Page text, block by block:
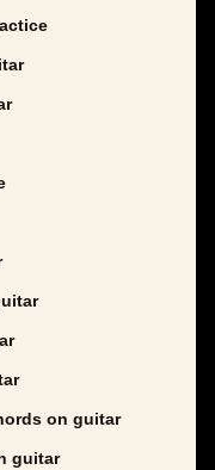
on guitar
guitar